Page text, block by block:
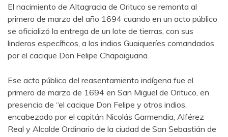
El nacimiento de Altagracia de Orituco se remonta al
primero de marzo del año 1694 cuando en un acto público
se oficializó la entrega de un lote de tierras, con sus
linderos específicos, a los indios Guaiqueríes comandados
por el cacique Don Felipe Chapaiguana.
Ese acto público del reasentamiento indígena fue el
primero de marzo de 1694 en San Miguel de Orituco, en
presencia de “el cacique Don Felipe y otros indios,
encabezado por el capitán Nicolás Garmendia, Alférez
Real y Alcalde Ordinario de la ciudad de San Sebastián de